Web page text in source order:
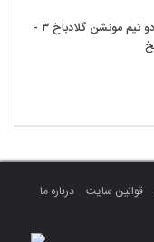
خلاصه بازی دو تیم مونشن گلادباخ ۳ -
قوانین سایت
درباره ما